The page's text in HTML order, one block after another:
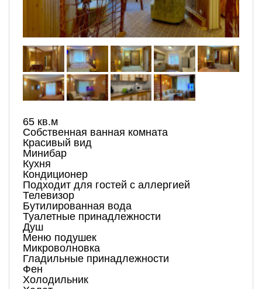
65 кв.м
Собственная ванная комната
Красивый вид
Минибар
Кухня
Кондиционер
Подходит для гостей с аллергией
Телевизор
Бутилированная вода
Туалетные принадлежности
Душ
Меню подушек
Микроволновка
Гладильные принадлежности
Фен
Холодильник